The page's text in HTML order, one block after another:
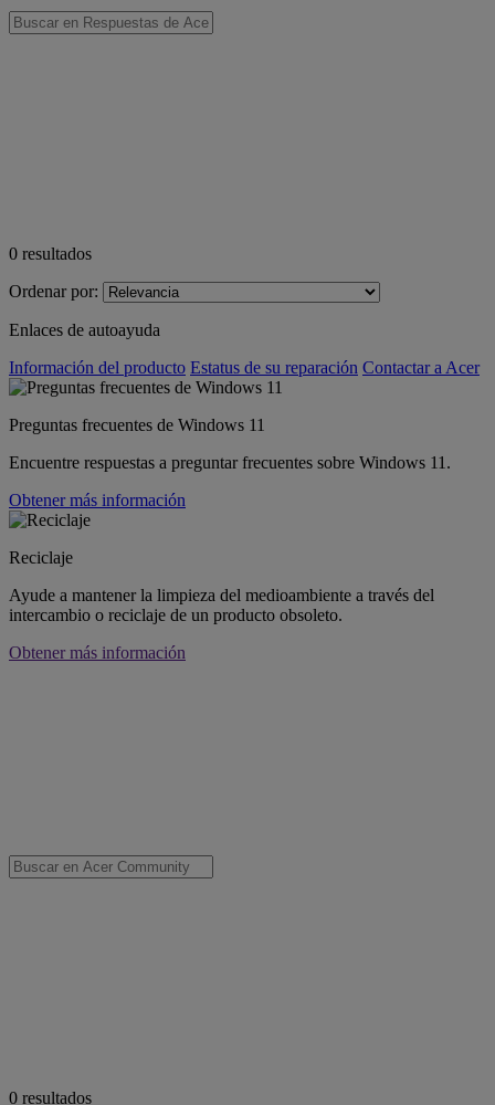
0 resultados
Ordenar por:
Enlaces de autoayuda
Información del producto Estatus de su reparación Contactar a Acer
Preguntas frecuentes de Windows 11
Encuentre respuestas a preguntar frecuentes sobre Windows 11.
Obtener más información
Reciclaje
Ayude a mantener la limpieza del medioambiente a través del
intercambio o reciclaje de un producto obsoleto.
Obtener más información
0 resultados